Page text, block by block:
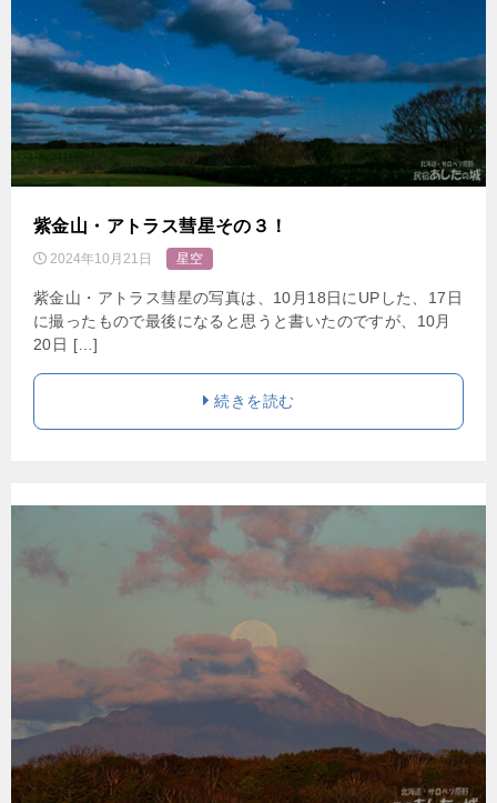
紫金山・アトラス彗星その３！
2024年10月21日 星空
紫金山・アトラス彗星の写真は、10月18日にUPした、17日
に撮ったもので最後になると思うと書いたのですが、10月
20日 […]
続きを読む